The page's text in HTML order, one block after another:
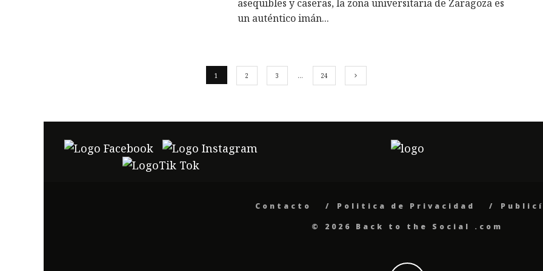
asequibles y caseras, la zona universitaria de Zaragoza es
un auténtico imán...
1 2 3 … 24
Contacto Politica de Privacidad
© 2026 Back to the Social .com